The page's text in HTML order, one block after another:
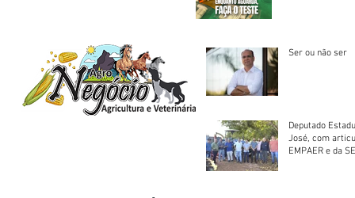
Ser ou não ser
Deputado
José, com
EMPAER e da